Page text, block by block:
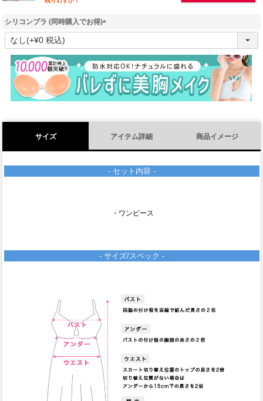
シリコンブラ (同時購入でお得)
(
須
)
サイズ アイテム詳細 商品イメージ
- セット内容 -
・ワンピース
- サイズ/スペック -